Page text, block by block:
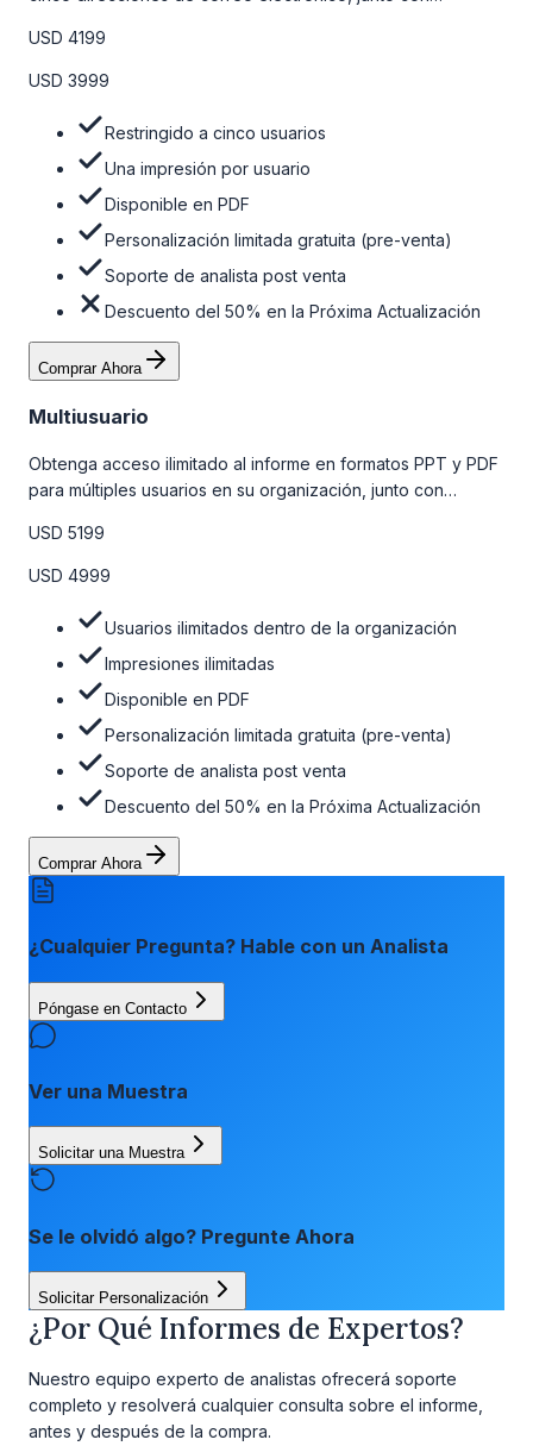
venta y el soporte post-venta de nuestros analistas. Para
obtener más información, consulte la tabla de precios a
USD 4199
USD 3999
Restringido a cinco usuarios
Una impresión por usuario
Disponible en PDF
Personalización limitada gratuita (pre-venta)
Soporte de analista post venta
Descuento del 50% en la Próxima Actualización
Comprar Ahora
Multiusuario
Obtenga acceso ilimitado al informe en formatos PPT y PDF
para múltiples usuarios en su organización, junto con
venta, el soporte post-venta de nuestros analistas y una
opción de actualización gratuita del informe dentro de 180
la tabla de precios a continuación.
USD 5199
USD 4999
Usuarios ilimitados dentro de la organización
Impresiones ilimitadas
Disponible en PDF
Personalización limitada gratuita (pre-venta)
Soporte de analista post venta
Descuento del 50% en la Próxima Actualización
Comprar Ahora
¿Cualquier Pregunta? Hable con un Analista
Póngase en Contacto
Ver una Muestra
Solicitar una Muestra
Se le olvidó algo? Pregunte Ahora
Solicitar Personalización
¿Por Qué Informes de Expertos?
Nuestro equipo experto de analistas ofrecerá soporte
completo y resolverá cualquier consulta sobre el informe,
antes y después de la compra.